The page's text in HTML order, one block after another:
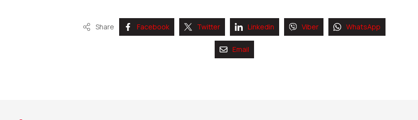
Share Facebook Twitter Linkedin Viber WhatsApp
Email